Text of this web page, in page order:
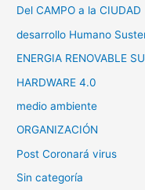
Del CAMPO a la CIUDAD
desarrollo Humano
ENERGIA RENOVABLE
HARDWARE 4.0
medio ambiente
ORGANIZACIÓN
Post Coronará virus
Sin categoría